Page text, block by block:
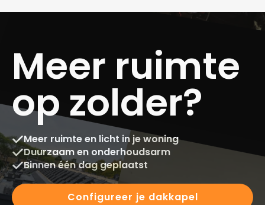
Meer ruimte
op zolder?
Meer ruimte en licht in je woning
Duurzaam en onderhoudsarm
Binnen één dag geplaatst
Configureer je dakkapel